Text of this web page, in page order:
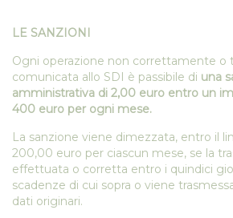
LE SANZIONI
Ogni operazione non correttamente
comunicata allo SDI è passibile di una
amministrativa di 2,00 euro entro un
400 euro per ogni mese.
La sanzione viene dimezzata, entro il
200,00 euro per ciascun mese, se la
effettuata o corretta entro i quindici
scadenze di cui sopra o viene
dati originari.